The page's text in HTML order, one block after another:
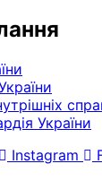
України
Instagram